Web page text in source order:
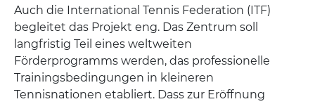
Auch die International Tennis Federation (ITF)
begleitet das Projekt eng. Das Zentrum soll
langfristig Teil eines weltweiten
Förderprogramms werden, das professionelle
Trainingsbedingungen in kleineren
Tennisnationen etabliert. Dass zur Eröffnung